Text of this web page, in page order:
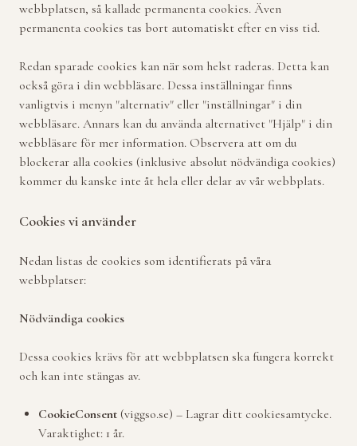
webbplatsen, så kallade permanenta cookies. Även
permanenta cookies tas bort automatiskt efter en viss tid.
Redan sparade cookies kan när som helst raderas. Detta kan
också göra i din webbläsare. Dessa inställningar finns
vanligtvis i menyn "alternativ" eller "inställningar" i din
webbläsare. Annars kan du använda alternativet "Hjälp" i din
webbläsare för mer information. Observera att om du
blockerar alla cookies (inklusive absolut nödvändiga cookies)
kommer du kanske inte åt hela eller delar av vår webbplats.
Cookies vi använder
Nedan listas de cookies som identifierats på våra
webbplatser:
Nödvändiga cookies
Dessa cookies krävs för att webbplatsen ska fungera korrekt
och kan inte stängas av.
CookieConsent (viggso.se) – Lagrar ditt cookiesamtycke.
Varaktighet: 1 år.